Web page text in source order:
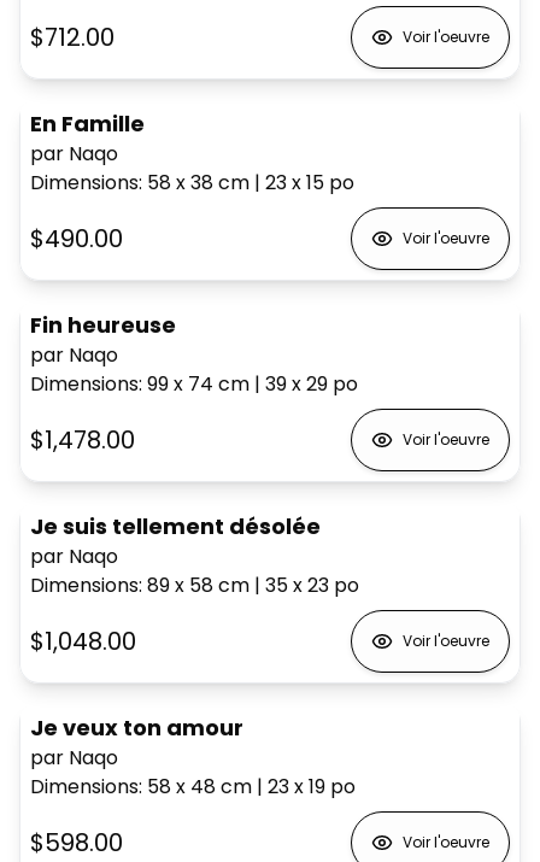
$712.00 Voir l'oeuvre
En Famille
par Naqo
Dimensions: 58 x 38cm | 23 x 15 po
$490.00 Voir l'oeuvre
Fin heureuse
par Naqo
Dimensions: 99 x 74 cm | 39 x 29 po
$1,478.00 Voir l'oeuvre
Je suis tellement désolée
par Naqo
Dimensions: 89 x 58cm | 35 x 23 po
$1,048.00 Voir l'oeuvre
Je veux ton amour
par Naqo
Dimensions: 58 x 48cm | 23 x 19 po
$598.00 Voir l'oeuvre